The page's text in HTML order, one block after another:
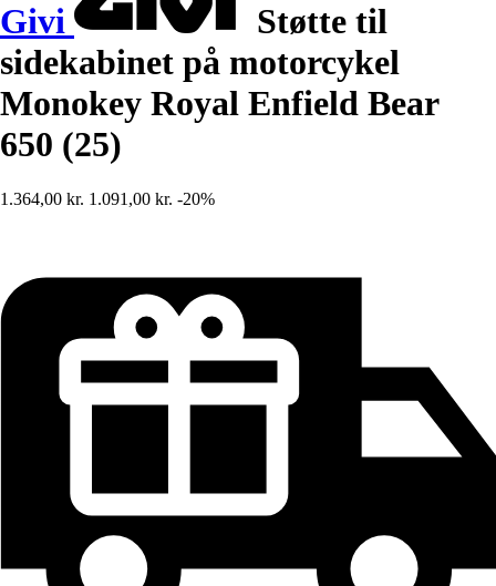
Givi
Støtte til
sidekabinet på motorcykel
Monokey Royal Enfield Bear
650 (25)
1.364,00 kr. 1.091,00 kr. -20%